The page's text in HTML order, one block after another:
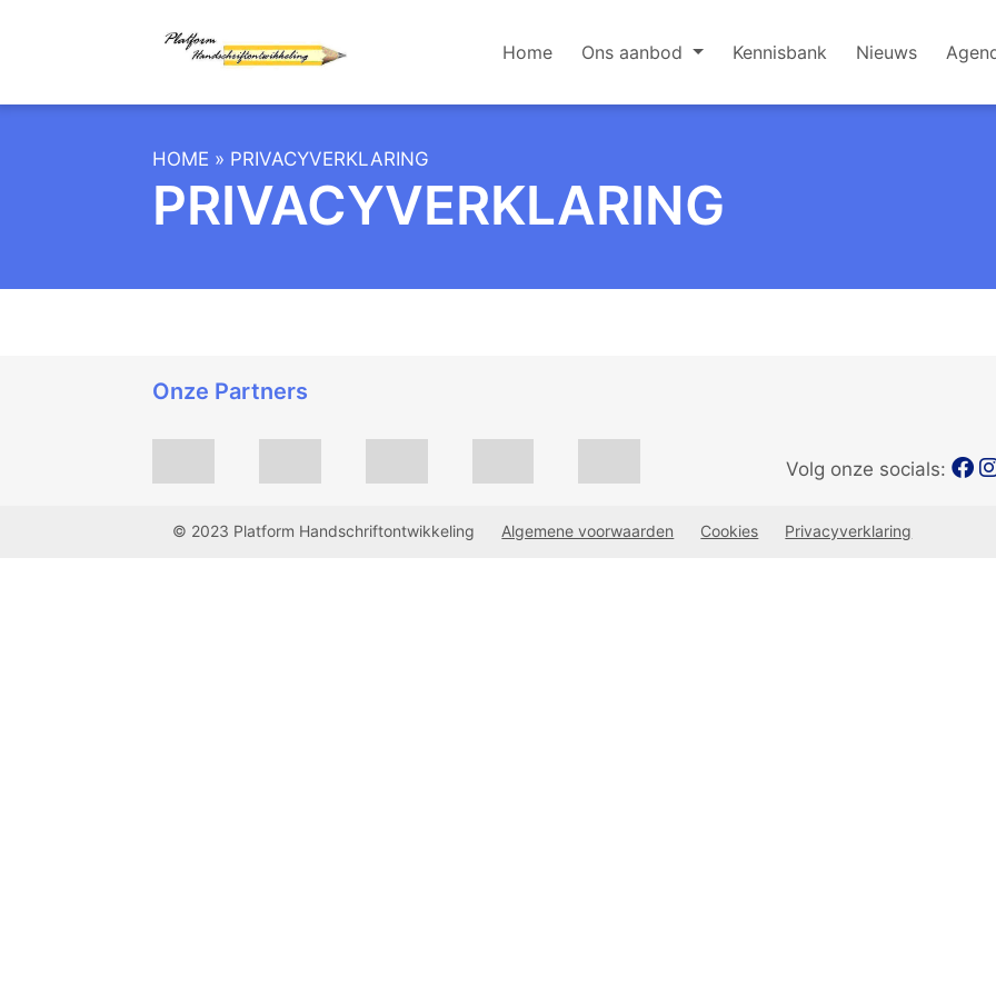
Home Ons aanbod Kennisbank Nieuws
HOME » PRIVACYVERKLARING
PRIVACYVERKLARING
Onze Partners
Volg onze socials:
© 2023 Platform Handschriftontwikkeling Algemene voorwaarden Cookies Privacyverklaring